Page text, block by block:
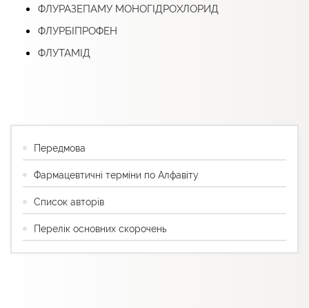
ФЛУРАЗЕПАМУ МОНОГІДРОХЛОРИД
ФЛУРБІПРОФЕН
ФЛУТАМІД
Передмова
Фармацевтичні терміни по Алфавіту
Список авторів
Перелік основних скорочень